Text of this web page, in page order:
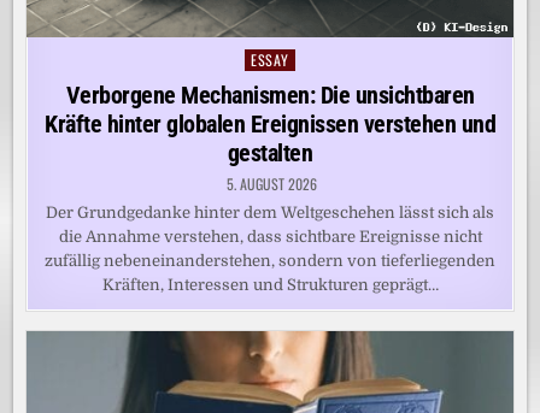
Posted
in
ESSAY
Verborgene Mechanismen: Die unsichtbaren
Kräfte hinter globalen Ereignissen verstehen und
gestalten
5. AUGUST 2026
Der Grundgedanke hinter dem Weltgeschehen lässt sich als
die Annahme verstehen, dass sichtbare Ereignisse nicht
zufällig nebeneinanderstehen, sondern von tieferliegenden
Kräften, Interessen und Strukturen geprägt…